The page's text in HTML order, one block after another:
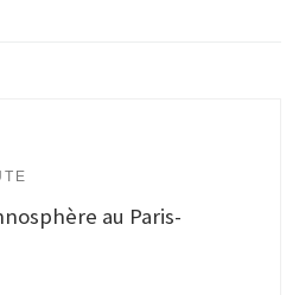
au Paris-